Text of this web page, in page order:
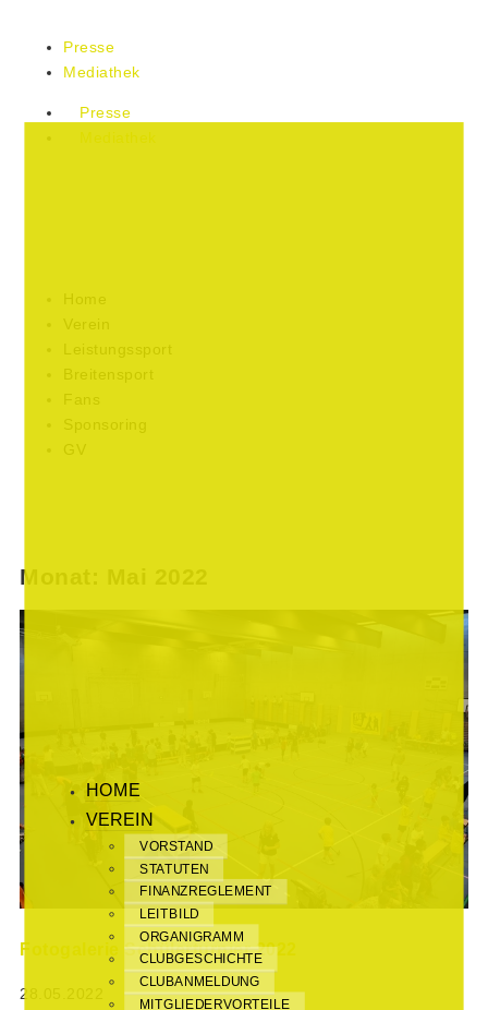
Presse
Mediathek
Presse
Mediathek
Home
Verein
Leistungssport
Breitensport
Fans
Sponsoring
GV
HOME
VEREIN
VORSTAND
STATUTEN
FINANZREGLEMENT
LEITBILD
ORGANIGRAMM
CLUBGESCHICHTE
CLUBANMELDUNG
MITGLIEDERVORTEILE
Monat: Mai 2022
Fotogalerie Schülerturnier 2022
28.05.2022